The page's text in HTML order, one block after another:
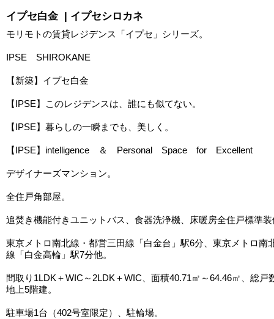
イプセ白金 | イプセシロカネ
モリモトの賃貸レジデンス「イプセ」シリーズ。
IPSE SHIROKANE
【新築】イプセ白金
【IPSE】このレジデンスは、誰にも似てない。
【IPSE】暮らしの一瞬までも、美しく。
【IPSE】intelligence ＆ Personal Space for Excellent
デザイナーズマンション。
全住戸角部屋。
追焚き機能付きユニットバス、食器洗浄機、床暖房全住戸標準
東京メトロ南北線・都営三田線「白金台」駅6分、東京メトロ南
線「白金高輪」駅7分他。
間取り1LDK＋WIC～2LDK＋WIC、面積40.71㎡～64.46㎡、総戸
地上5階建。
駐車場1台（402号室限定）、駐輪場。